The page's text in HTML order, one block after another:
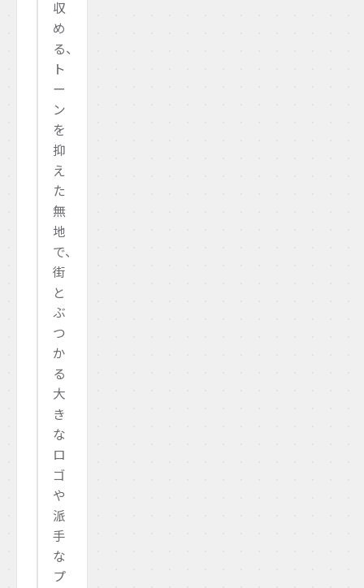
収
め
る、
ト
ー
ン
を
抑
え
た
無
地
で、
街
と
ぶ
つ
か
る
大
き
な
ロ
ゴ
や
派
手
な
プ